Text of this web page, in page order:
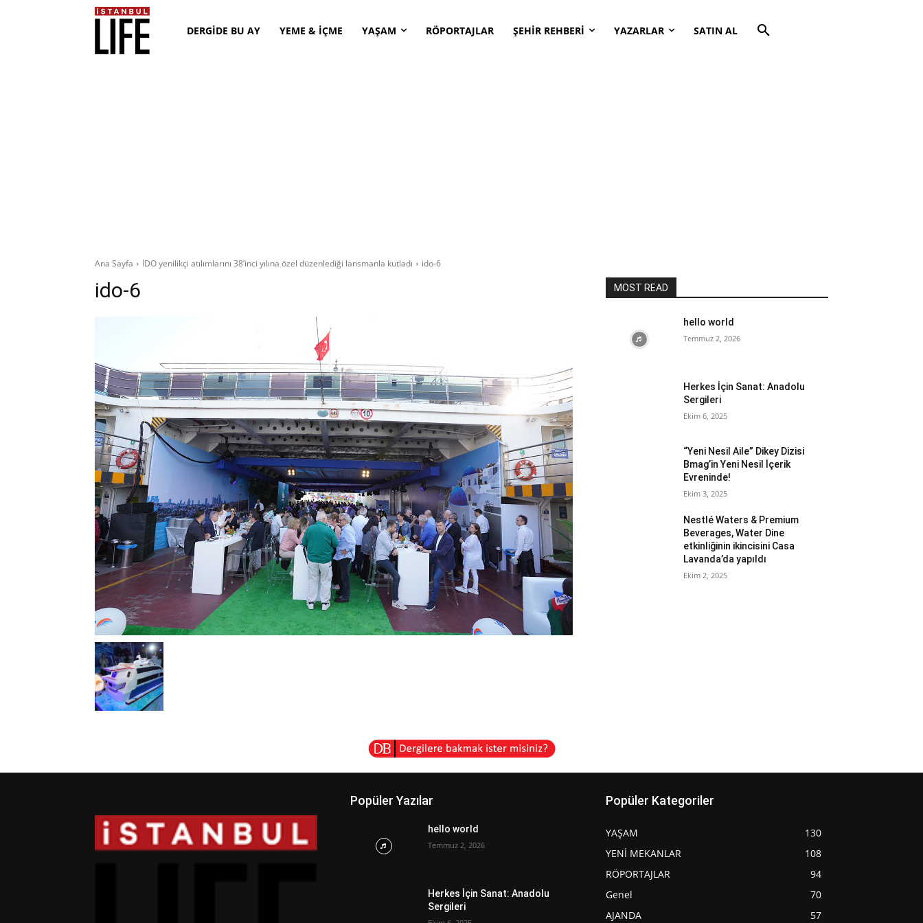
DERGİDE BU AY YEME & İÇME YAŞAM RÖPORTAJLAR ŞEHİR REHBERİ YAZARLAR SATIN AL
Ana Sayfa İDO yenilikçi atılımlarını 38’inci yılına özel düzenlediği lansmanla kutladı ido-6
ido-6 MOST READ
hello world
Temmuz 2, 2026
Herkes İçin Sanat: Anadolu
Sergileri
Ekim 6, 2025
“Yeni Nesil Aile” Dikey Dizisi
Bmag’in Yeni Nesil İçerik
Evreninde!
Ekim 3, 2025
Nestlé Waters & Premium
Beverages, Water Dine
etkinliğinin ikincisini Casa
Lavanda’da yapıldı
Ekim 2, 2025
Popüler Yazılar
hello world
Temmuz 2, 2026
Herkes İçin Sanat: Anadolu
Sergileri
Popüler Kategoriler
YAŞAM
130
YENİ MEKANLAR
108
RÖPORTAJLAR
94
Genel
70
AJANDA
57